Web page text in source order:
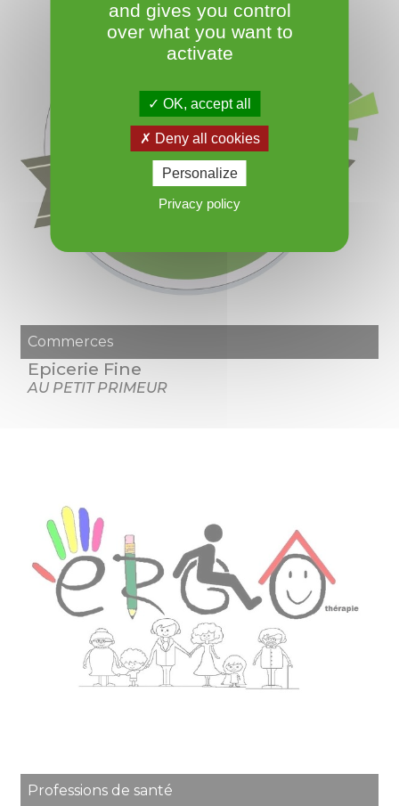
Commerces
Epicerie Fine
AU PETIT PRIMEUR
Professions de santé
and gives you control
over what you want to
activate
OK, accept all
Deny all cookies
Personalize
Privacy policy